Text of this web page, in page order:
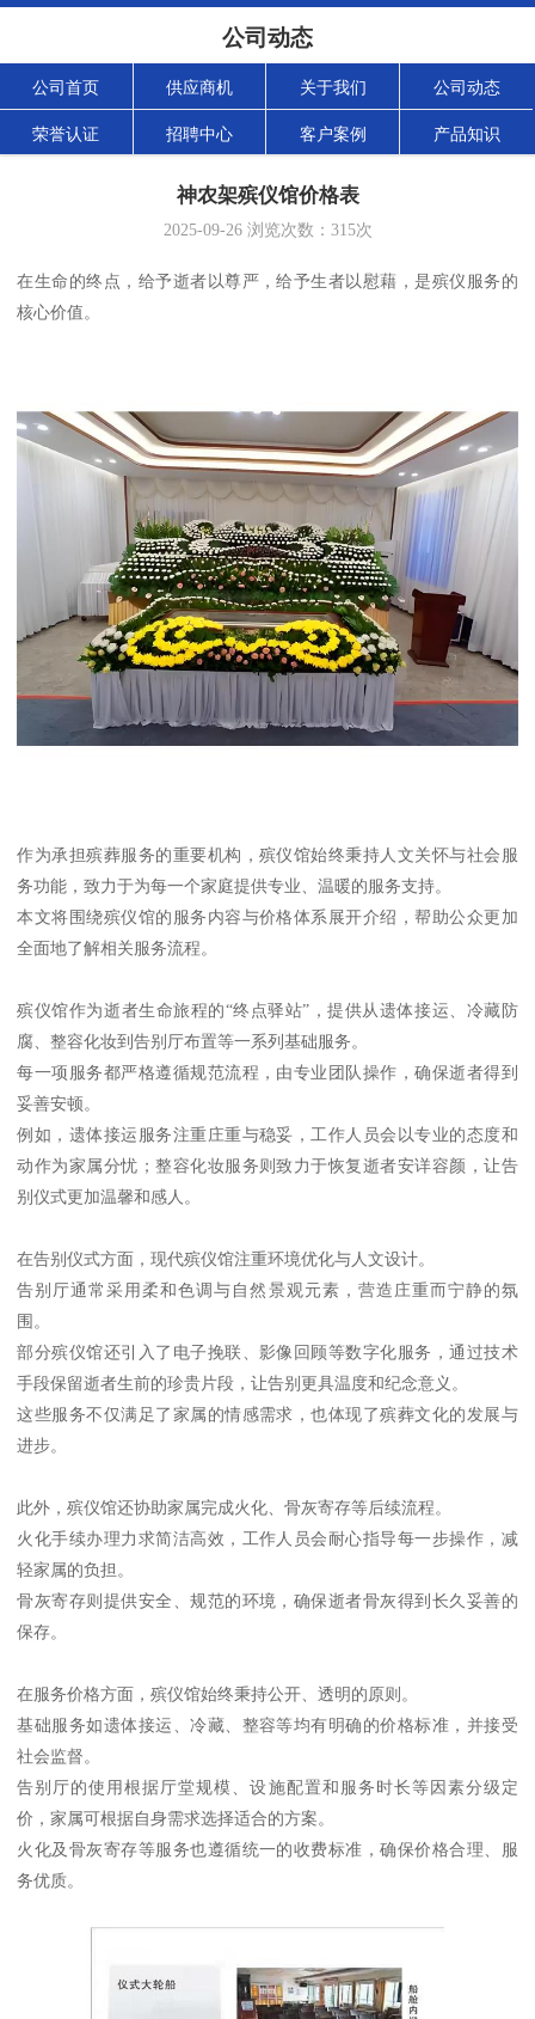
公司动态
公司首页 供应商机 关于我们 公司动态
荣誉认证 招聘中心 客户案例 产品知识
神农架殡仪馆价格表
2025-09-26浏览次数： 315次
在生命的终点，给予逝者以尊严，给予生者以慰藉，是殡仪服务的
核心价值。
作为承担殡葬服务的重要机构，殡仪馆始终秉持人文关怀与社会服
务功能，致力于为每一个家庭提供专业、温暖的服务支持。
本文将围绕殡仪馆的服务内容与价格体系展开介绍，帮助公众更加
全面地了解相关服务流程。
殡仪馆作为逝者生命旅程的“终点驿站”，提供从遗体接运、冷藏防
腐、整容化妆到告别厅布置等一系列基础服务。
每一项服务都严格遵循规范流程，由专业团队操作，确保逝者得到
妥善安顿。
例如，遗体接运服务注重庄重与稳妥，工作人员会以专业的态度和
动作为家属分忧；整容化妆服务则致力于恢复逝者安详容颜，让告
别仪式更加温馨和感人。
在告别仪式方面，现代殡仪馆注重环境优化与人文设计。
告别厅通常采用柔和色调与自然景观元素，营造庄重而宁静的氛
围。
部分殡仪馆还引入了电子挽联、影像回顾等数字化服务，通过技术
手段保留逝者生前的珍贵片段，让告别更具温度和纪念意义。
这些服务不仅满足了家属的情感需求，也体现了殡葬文化的发展与
进步。
此外，殡仪馆还协助家属完成火化、骨灰寄存等后续流程。
火化手续办理力求简洁高效，工作人员会耐心指导每一步操作，减
轻家属的负担。
骨灰寄存则提供安全、规范的环境，确保逝者骨灰得到长久妥善的
保存。
在服务价格方面，殡仪馆始终秉持公开、透明的原则。
基础服务如遗体接运、冷藏、整容等均有明确的价格标准，并接受
社会监督。
告别厅的使用根据厅堂规模、设施配置和服务时长等因素分级定
价，家属可根据自身需求选择适合的方案。
火化及骨灰寄存等服务也遵循统一的收费标准，确保价格合理、服
务优质。